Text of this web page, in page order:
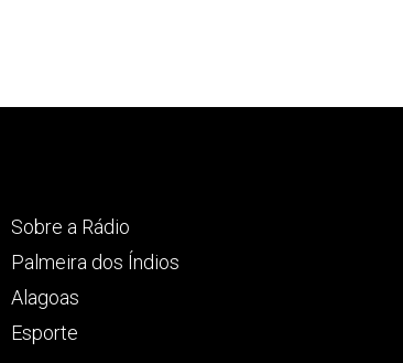
Sobre a Rádio
Palmeira dos Índios
Alagoas
Esporte